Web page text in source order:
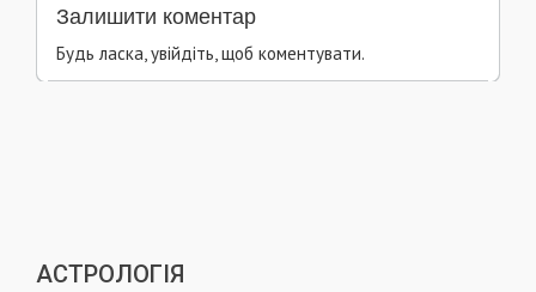
Залишити коментар
Будь ласка, увійдіть, щоб коментувати.
АСТРОЛОГІЯ